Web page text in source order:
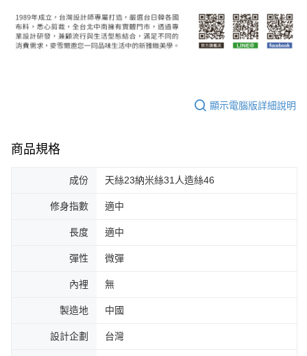
顯示電腦版詳細說明
商品規格
成份 天絲23納米絲31人造絲46
修身指數 適中
長度 適中
彈性 微彈
內裡 無
製造地 中國
設計企劃 台灣